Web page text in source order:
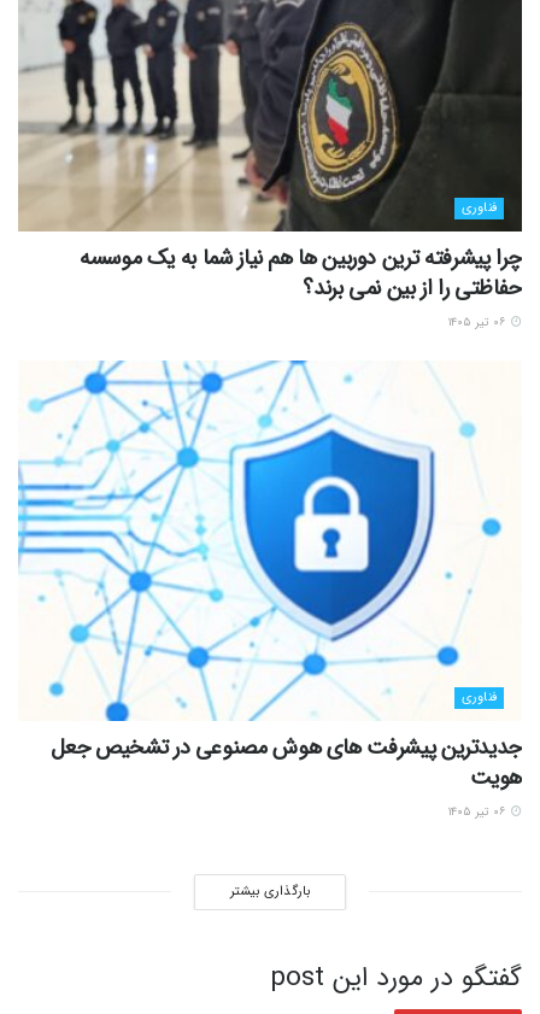
فناوری
چرا پیشرفته ترین دوربین ها هم نیاز شما به یک موسسه
حفاظتی را از بین نمی برند؟
فناوری
جدیدترین پیشرفت های هوش مصنوعی در تشخیص جعل
هویت
بارگذاری بیشتر
گفتگو در مورد این post